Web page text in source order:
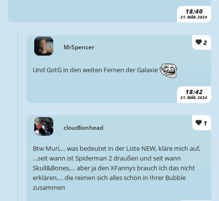
18:40
21. MÄR. 2024
MrSpencer
2
18:42
21. MÄR. 2024
Und GotG in den weiten Fernen der Galaxie
cloudlionhead
1
Btw Muri,… was bedeutet in der Liste NEW, kläre mich auf,
…seit wann ist Spiderman 2 draußen und seit wann
Skull&Bones,… aber ja den XFannys brauch ich das nicht
erklären,… die reimen sich alles schön in Ihrer Bubble
zusammen